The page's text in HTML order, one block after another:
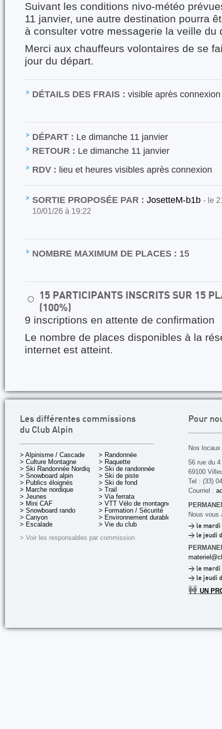
Suivant les conditions nivo-météo
11 janvier, une autre destination pourra
à consulter votre messagerie la veille du
Merci aux chauffeurs volontaires de se
jour du départ.
DÉTAILS DES FRAIS : visible après connexion
DÉPART : Le dimanche 11 janvier
RETOUR : Le dimanche 11 janvier
RDV : lieu et heures visibles après connexion
SORTIE PROPOSÉE PAR : JosetteM-b1b - le
10/01/26 à 19:22
NOMBRE MAXIMUM DE PLACES : 15
⚪
15 PARTICIPANTS INSCRITS SUR 15
(100%)
9 inscriptions en attente de confirmation
Le nombre de places disponibles à la
internet est atteint.
Les différentes commissions
du Club Alpin
> Alpinisme / Cascade
> Culture Montagne
> Ski Randonnée Nordique
> Snowboard alpin
> Publics éloignés
> Marche nordique
> Jeunes
> Mini CAF
> Snowboard rando
> Canyon
> Escalade
> Randonnée
> Raquette
> Ski de randonnée
> Ski de piste
> Ski de fond
> Trail
> Via ferrata
> VTT Vélo de montagne
> Formation / Sécurité
> Environnement durable
> Vie du club
> Voir les responsables par commission
Pour
Nos
56 rue du
69100
Tel : (33)
Courriel :
Nous vous
> le mardi
> le jeudi
> le mardi
> le jeudi
🚧 UN